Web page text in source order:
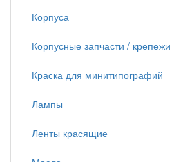
Корпуса
Корпусные запчасти / крепежи
Краска для минитипографий
Лампы
Ленты красящие